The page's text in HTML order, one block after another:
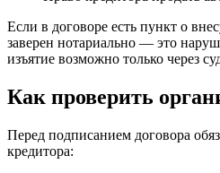
Если в договоре есть пункт о
заверен нотариально — это
изъятие возможно только через
Как проверить
Перед подписанием договора
кредитора: